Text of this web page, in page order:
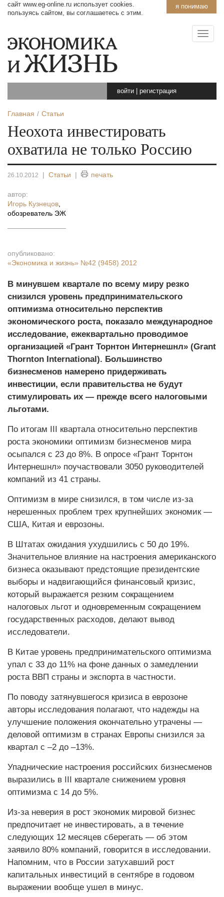
я понимаю
сайт www.eg-online.ru использует cookies.
пользуясь сайтом, вы соглашаетесь с этим.
войти регистрация
Главная Статьи
Неохота инвестировать
охватила не только Россию
26.10.2012 | Статьи | печать
автор:
Игорь Кузнецов
обозреватель ЭЖ
опубликовано:
«Экономика и жизнь» №42 (9458) 2012
В минувшем квартале по всему миру резко
снизился уровень предпринимательского
оптимизма относительно перспектив
экономического роста, показало международное
исследование, ежеквартально проводимое
организацией «Грант Торнтон Интернешнл» (Grant
Thornton International). Большинство
бизнесменов намерено придерживать
инвестиции, если правительства не будут
стимулировать их — прежде всего налоговыми
льготами.
По итогам III квартала относительно перспектив
роста экономики оптимизм бизнесменов мира
осыпался с 23 до 8%. В опросе «Грант Торнтон
Интернешнл» поучаствовали 3050 руководителей
компаний из 41 страны.
Оптимизм в мире снизился, в том числе из-за
нерешенных проблем трех крупнейших экономик —
США, Китая и еврозоны.
В Штатах ожидания ухудшились с 50 до 19%.
Значительное влияние на настроения американского
бизнеса оказывают предстоящие президентские
выборы и надвигающийся финансовый кризис,
который выражается резким сокращением
налоговых льгот и одновременным сокращением
государственных расходов, делают вывод
исследователи.
В Китае уровень предпринимательского оптимизма
упал с 33 до 11% на фоне данных о замедлении
роста ВВП страны и экспорта в частности.
По поводу затянувшегося кризиса в еврозоне
авторы исследования полагают, что надежды на
улучшение положения окончательно утрачены —
деловой оптимизм в странах Европы снизился за
квартал с –2 до –13%.
Упаднические настроения российских бизнесменов
выразились в III квартале снижением уровня
оптимизма с 14 до 5%.
Из-за неверия в рост экономик мировой бизнес
предпочитает не инвестировать, а в течение
следующих 12 месяцев сберегать — об этом
заявило 80% компаний, говорится в исследовании.
Напомним, что в России затухавший рост
капитальных инвестиций в сентябре в годовом
выражении вообще ушел в минус.